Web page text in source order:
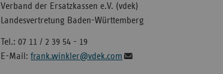
Verband der Ersatzkassen e.V. (vdek)
Landesvertretung Baden-Württemberg
Tel.: 07 11 / 2 39 54 - 19
E-Mail:frank.winkler@vdek.com